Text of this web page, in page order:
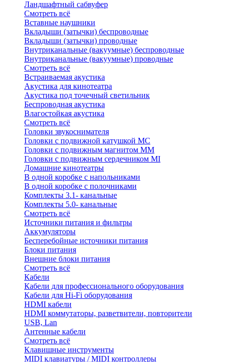
Ландшафтный сабвуфер
Смотреть всё
Вставные наушники
Вкладыши (затычки) беспроводные
Вкладыши (затычки) проводные
Внутриканальные (вакуумные) беспроводные
Внутриканальные (вакуумные) проводные
Смотреть всё
Встраиваемая акустика
Акустика для кинотеатра
Акустика под точечный светильник
Беспроводная акустика
Влагостойкая акустика
Смотреть всё
Головки звукоснимателя
Головки с подвижной катушкой MC
Головки с подвижным магнитом ММ
Головки с подвижным сердечником MI
Домашние кинотеатры
В одной коробке с напольниками
В одной коробке с полочниками
Комплекты 3.1- канальные
Комплекты 5.0- канальные
Смотреть всё
Источники питания и фильтры
Аккумуляторы
Бесперебойные источники питания
Блоки питания
Внешние блоки питания
Смотреть всё
Кабели
Кабели для профессионального оборудования
Кабели для Hi-Fi оборудования
HDMI кабели
HDMI коммутаторы, разветвители, повторители
USB, Lan
Антенные кабели
Смотреть всё
Клавишные инструменты
MIDI клавиатуры / MIDI контроллеры